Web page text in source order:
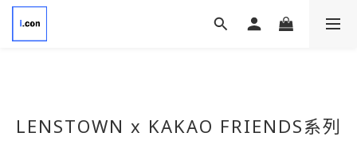
LENSTOWN x KAKAO FRIENDS系列